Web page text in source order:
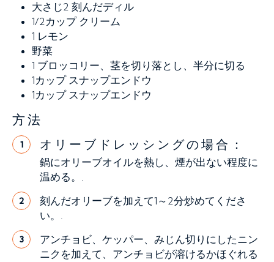
大さじ2 刻んだディル
1/2カップ クリーム
1 レモン
野菜
1 ブロッコリー、茎を切り落とし、半分に切る
1カップ スナップエンドウ
1カップ スナップエンドウ
方法
1 オリーブドレッシングの場合：
鍋にオリーブオイルを熱し、煙が出ない程度に
温める。.
2
刻んだオリーブを加えて1～2分炒めてくださ
い。.
3
アンチョビ、ケッパー、みじん切りにしたニン
ニクを加えて、アンチョビが溶けるかほぐれる